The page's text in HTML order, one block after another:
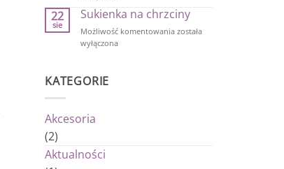
sezon
jesień
22
sie
Sukienka na chrzciny
Możliwość komentowania Sukienka
została
wyłączona
KATEGORIE
Akcesoria
(2)
Aktualności